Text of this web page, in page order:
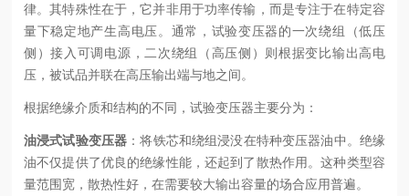
律。其特殊性在于，它并非用于功率传输，而是专注于在特定容
量下稳定地产生高电压。通常，试验变压器的一次绕组（低压
侧）接入可调电源，二次绕组（高压侧）则根据变比输出高电
压，被试品并联在高压输出端与地之间。
根据绝缘介质和结构的不同，试验变压器主要分为：
油浸式试验变压器 ：将铁芯和绕组浸没在特种变压器油中。绝缘
油不仅提供了优良的绝缘性能，还起到了散热作用。这种类型容
量范围宽，散热性好，在需要较大输出容量的场合应用普遍。